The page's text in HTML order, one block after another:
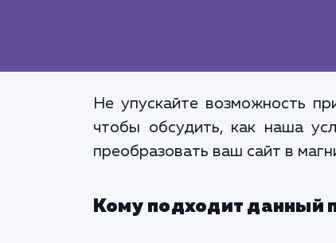
Не упускайте возможность
чтобы обсудить, как наша
преобразовать ваш сайт в
Кому подходит данный